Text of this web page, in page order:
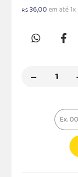
R$36,00 em até